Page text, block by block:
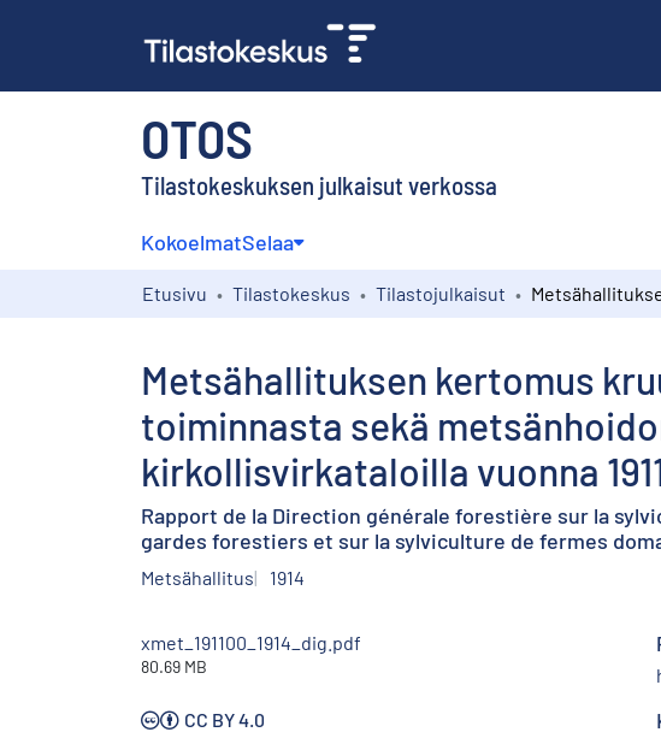
OTOS
Tilastokeskuksen julkaisut verkossa
KokoelmatSelaa
Etusivu Tilastokeskus Tilastojulkaisut
Metsähallituksen kertomus
toiminnasta sekä
kirkollisvirkataloilla vuonna
Rapport de la Direction générale forestière sur la
gardes forestiers et sur la sylviculture de fermes
Metsähallitus 1914
xmet_191100_1914_dig.pdf
80.69 MB
CC BY 4.0